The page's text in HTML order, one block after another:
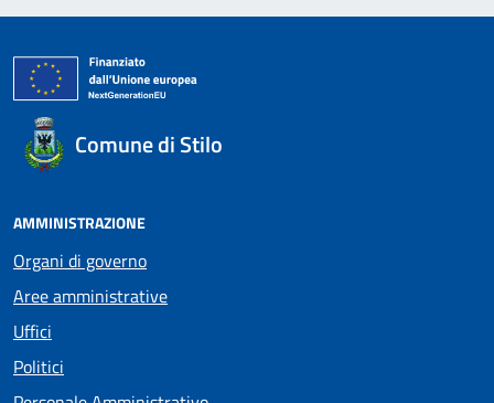
Comune di Stilo
AMMINISTRAZIONE
Organi di governo
Aree amministrative
Uffici
Politici